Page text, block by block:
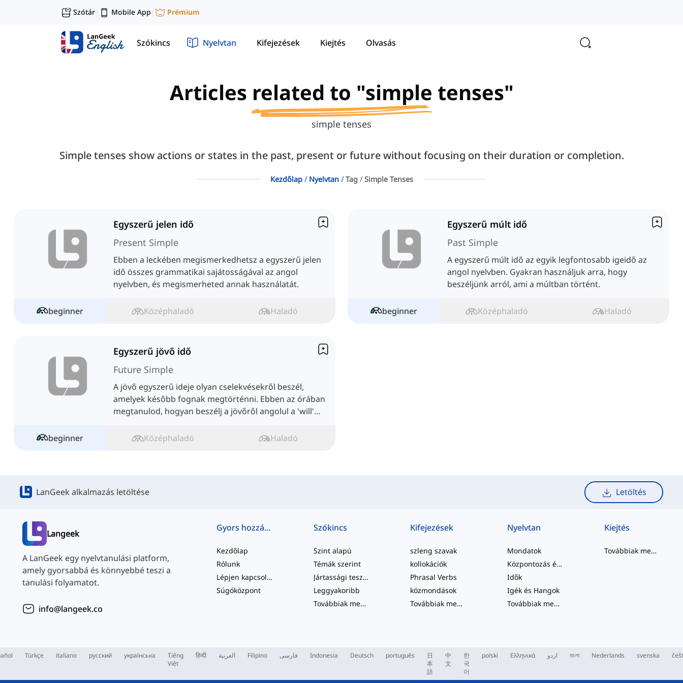
Szótár| Mobile App | Prémium
Szókincs Nyelvtan Kifejezések Kiejtés Olvasás
Articles related to "simple tenses"
simple tenses
Simple tenses show actions or states in the past, present or future without focusing on their duration or completion.
Kezdőlap Nyelvtan Tag Simple Tenses
Egyszerű jelen idő
Present Simple
Ebben a leckében megismerkedhetsz a egyszerű jelen
idő összes grammatikai sajátosságával az angol
nyelvben, és megismerheted annak használatát.
beginner Középhaladó Haladó
Egyszerű múlt idő
Past Simple
A egyszerű múlt idő az egyik legfontosabb igeidő az
angol nyelvben. Gyakran használjuk arra, hogy
beszéljünk arról, ami a múltban történt.
beginner Középhaladó Haladó
Egyszerű jövő idő
Future Simple
A jövő egyszerű ideje olyan cselekvésekről beszél,
amelyek később fognak megtörténni. Ebben az órában
megtanulod, hogyan beszélj a jövőről angolul a 'will'
beginner
Középhaladó Haladó
LanGeek alkalmazás letöltése Letöltés
Langeek
A LanGeek egy nyelvtanulási platform,
amely gyorsabbá és könnyebbé teszi a
tanulási folyamatot.
info@langeek.co
Gyors hozzáférés
Kezdőlap
Rólunk
Lépjen kapcsolatba velünk
Súgóközpont
Szókincs
Szint alapú
Témák szerint
Jártassági tesztek
Leggyakoribb
Továbbiak megtekintése
Kifejezések
szleng szavak
kollokációk
Phrasal Verbs
közmondások
Továbbiak megtekintése
Nyelvtan
Mondatok
Központozás és Helyesírás
Idők
Igék és Hangok
Továbbiak megtekintése
Kiejtés
Továbbiak megtekintése
Türkçe italiano русский українська
Tiếng
Việt
हिन्दी العربية Filipino فارسی Indonesia Deutsch português
日
本
語
中
文
한
국
어
polski Ελληνικά اردو বাংলা Nederlands svenska